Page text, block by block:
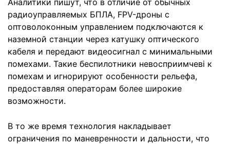
Аналитики пишут, что в отличие от обычных
радиоуправляемых БПЛА, FPV-дроны с
оптоволоконным управлением подключаются к
наземной станции через катушку оптического
кабеля и передают видеосигнал с минимальными
помехами. Такие беспилотники невосприимчеві к
помехам и игнорируют особенности рельефа,
предоставляя операторам более широкие
возможности.
В то же время технология накладывает
ограничения по маневренности и дальности, что